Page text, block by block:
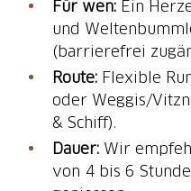
Für wen:Ein
und
(barrierefrei
Route:Flexible
oder Weggis/
& Schiff).
Dauer:Wir
von 4 bis 6